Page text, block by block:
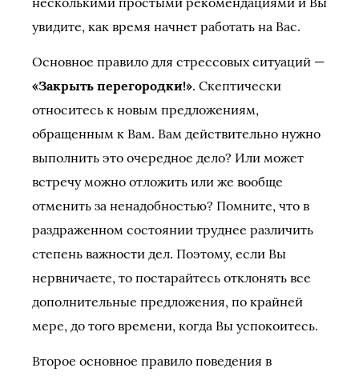
увидите, как время начнет работать на Вас.
Основное правило для стрессовых ситуаций —
«Закрыть перегородки!». Скептически
относитесь к новым предложениям,
обращенным к Вам. Вам действительно нужно
выполнить это очередное дело? Или может
встречу можно отложить или же вообще
отменить за ненадобностью? Помните, что в
раздраженном состоянии труднее различить
степень важности дел. Поэтому, если Вы
нервничаете, то постарайтесь отклонять все
дополнительные предложения, по крайней
мере, до того времени, когда Вы успокоитесь.
Второе основное правило поведения в